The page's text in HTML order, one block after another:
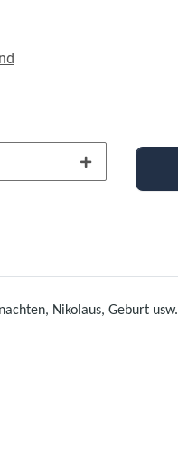
Nikolaus, Geburt usw.